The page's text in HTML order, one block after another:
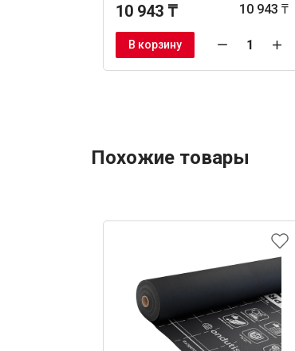
10 943 ₸ 10 943 ₸
В корзину
Похожие товары